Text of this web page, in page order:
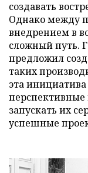
создавать
Однако между
внедрением в
сложный путь.
предложил
таких
эта
запускать их
успешные